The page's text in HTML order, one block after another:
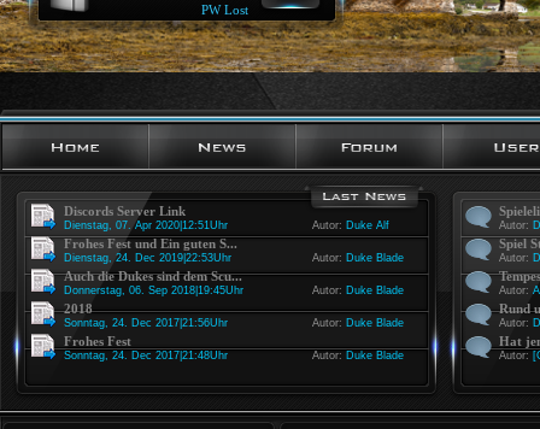
PW Lost
Discords Server Link
Dienstag, 07. Apr 2020|12:51Uhr Autor: Duke Alf
Frohes Fest und Ein guten S...
Dienstag, 24. Dec 2019|22:53Uhr Autor: Duke Blade
Auch die Dukes sind dem Scu...
Donnerstag, 06. Sep 2018|19:45Uhr Autor: Duke Blade
2018
Sonntag, 24. Dec 2017|21:56Uhr Autor: Duke Blade
Frohes Fest
Sonntag, 24. Dec 2017|21:48Uhr Autor: Duke Blade
Autor:
Spiel
Autor:
Autor:
Rund
Autor:
Hat
Autor: